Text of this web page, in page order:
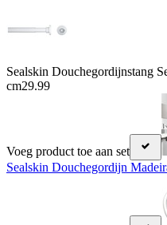
Sealskin Douchegordijnstang
cm29.99
Voeg product toe aan set
Sealskin Douchegordijn